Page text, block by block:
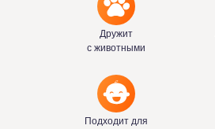
Дружит
с животными
Подходит для